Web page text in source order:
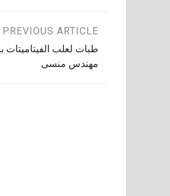
تصفّح
المقالات
PREVIOUS ARTICLE
طبات لعلب الفيتاميتات
مهندس منسى